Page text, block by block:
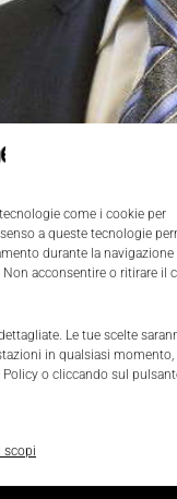
come i cookie per
a queste tecnologie
durante la navigazione
acconsentire o ritirare il
Le tue scelte
in qualsiasi momento,
o cliccando sul
scopi